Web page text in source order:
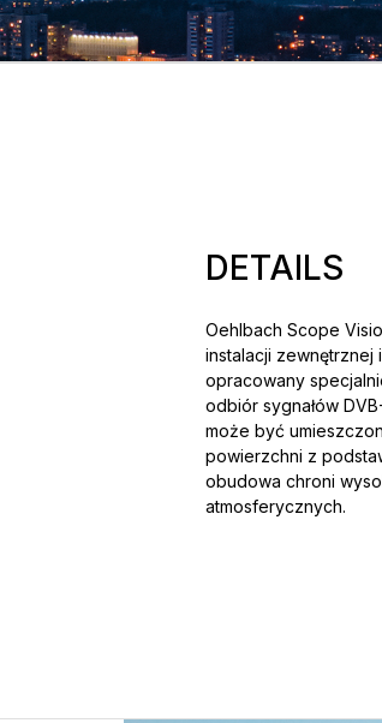
DETAILS
Oehlbach Scope
instalacji
opracowany
odbiór sygnałów
może być
powierzchni z
obudowa chroni
atmosferycznych.